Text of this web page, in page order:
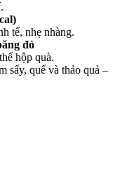
tế, nhẹ nhàng.
đỏ
hộp quà.
sấy, quế và thảo quả –